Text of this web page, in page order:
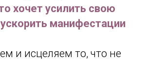
хочет усилить свою
манифестации
и исцеляем то, что не